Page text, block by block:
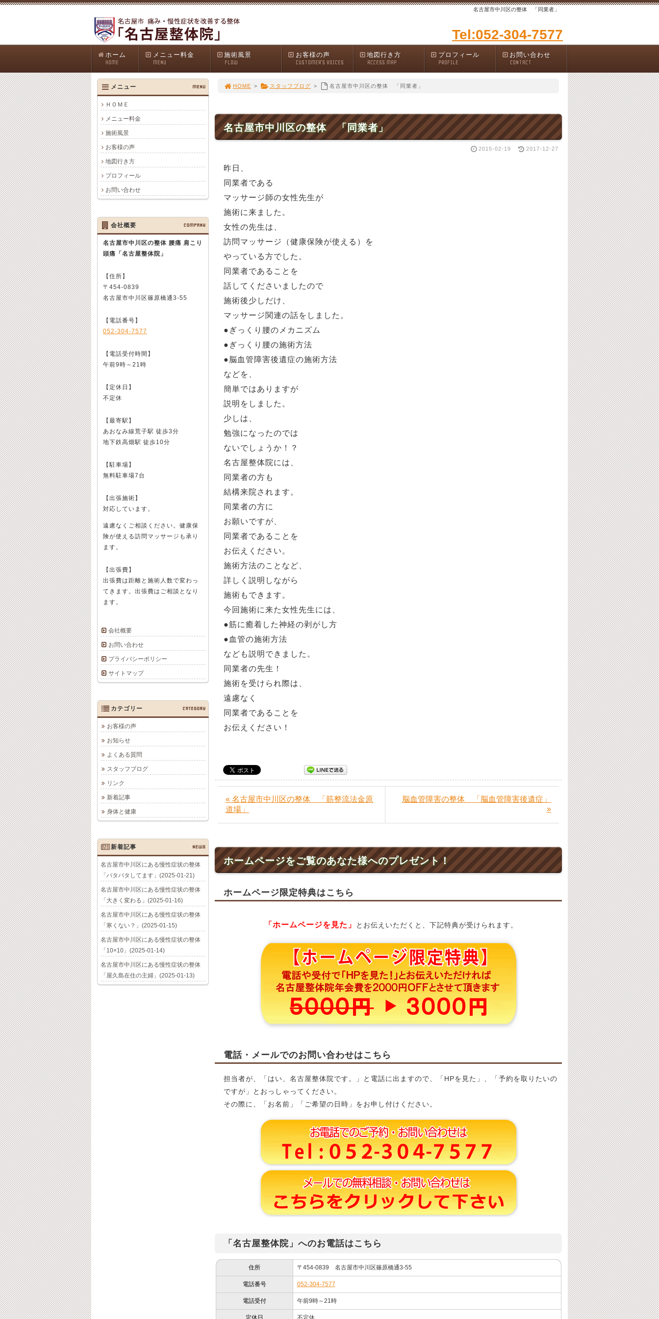
名古屋市中川区の整体 「同業者」
Tel:052-304-7577
ホーム
HOME
メニュー料金
MENU
施術風景
FLOW
お客様の声
CUSTOMER'S VOICES
地図行き方
ACCESS MAP
プロフィール
PROFILE
お問い合わせ
CONTACT
HOME > スタッフブログ > 名古屋市中川区の整体 「同業者」
名古屋市中川区の整体 「同業者」
2015-02-19 2017-12-27
昨日、
同業者である
マッサージ師の女性先生が
施術に来ました。
女性の先生は、
訪問マッサージ（健康保険が使える）を
やっている方でした。
同業者であることを
話してくださいましたので
施術後少しだけ、
マッサージ関連の話をしました。
●ぎっくり腰のメカニズム
●ぎっくり腰の施術方法
●脳血管障害後遺症の施術方法
などを、
簡単ではありますが
説明をしました。
少しは、
勉強になったのでは
ないでしょうか！？
名古屋整体院には、
同業者の方も
結構来院されます。
同業者の方に
お願いですが、
同業者であることを
お伝えください。
施術方法のことなど、
詳しく説明しながら
施術もできます。
今回施術に来た女性先生には、
●筋に癒着した神経の剥がし方
●血管の施術方法
なども説明できました。
同業者の先生！
施術を受けられ際は、
遠慮なく
同業者であることを
お伝えください！
« 名古屋市中川区の整体 「筋整流法金原
道場」
脳血管障害の整体 「脳血管障害後遺症」
»
ホームページをご覧のあなた様へのプレゼント！
ホームページ限定特典はこちら
「ホームページを見た」 とお伝えいただくと、下記特典が受けられます。
電話・メールでのお問い合わせはこちら
担当者が、「はい、名古屋整体院です。」と電話に出ますので、「HPを見た」、「予約を取りたいの
ですが」とおっしゃってください。
その際に、「お名前」「ご希望の日時」をお申し付けください。
「名古屋整体院」へのお電話はこちら
住所 〒454-0839 名古屋市中川区篠原橋通3-55
電話番号 052-304-7577
電話受付 午前9時～21時
定休日 不定休
メニュー MENU
ＨＯＭＥ
メニュー料金
施術風景
お客様の声
地図行き方
プロフィール
お問い合わせ
会社概要 COMPANY
名古屋市中川区の整体 腰痛 肩こり
頭痛 「名古屋整体院」
【住所】
〒454-0839
名古屋市中川区篠原橋通3-55
【電話番号】
052-304-7577
【電話受付時間】
午前9時～21時
【定休日】
不定休
【最寄駅】
あおなみ線荒子駅 徒歩3分
地下鉄高畑駅 徒歩10分
【駐車場】
無料駐車場7台
【出張施術】
対応しています。
遠慮なくご相談ください。健康保
険が使える訪問マッサージも承り
ます。
【出張費】
出張費は距離と施術人数で変わっ
てきます。出張費はご相談となり
ます。
会社概要
お問い合わせ
プライバシーポリシー
サイトマップ
カテゴリー CATEGORY
お客様の声
お知らせ
よくある質問
スタッフブログ
リンク
新着記事
身体と健康
新着記事 NEWS
名古屋市中川区にある慢性症状の整体
「バタバタしてます」(2025-01-21)
名古屋市中川区にある慢性症状の整体
「大きく変わる」(2025-01-16)
名古屋市中川区にある慢性症状の整体
「寒くない？」(2025-01-15)
名古屋市中川区にある慢性症状の整体
「10×10」(2025-01-14)
名古屋市中川区にある慢性症状の整体
「屋久島在住の主婦」(2025-01-13)